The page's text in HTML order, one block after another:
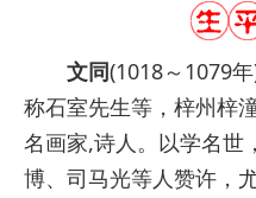
文同(1018～1079
称石室先生等， 梓州梓
名画家,诗人。以学名世
博、司马光等人赞许，